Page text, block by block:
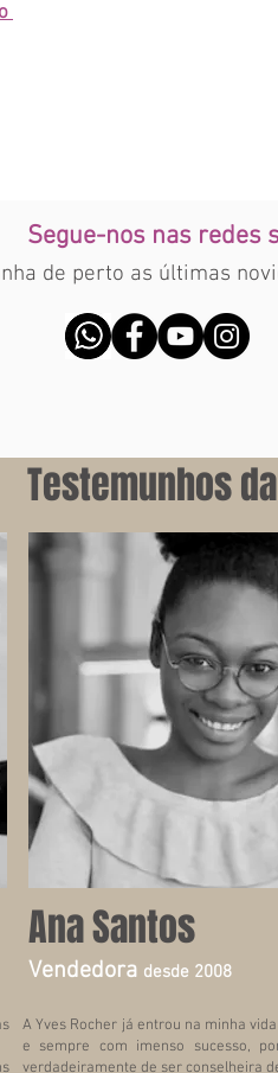
Segue-nos nas redes
de perto as últimas
Testemunhos
Ana Santos
Vendedora desde 2008
A Yves Rocher já entrou na minha
e sempre com imenso sucesso,
verdadeiramente de ser conselheira